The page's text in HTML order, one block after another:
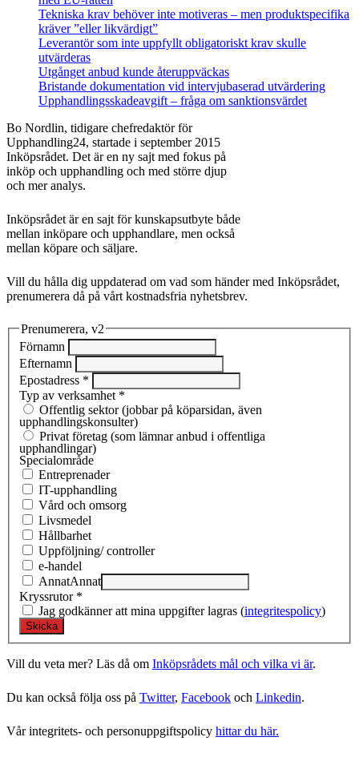
Tekniska krav behöver inte motiveras – men produktspecifika
kräver ”eller likvärdigt”
Leverantör som inte uppfyllt obligatoriskt krav skulle
utvärderas
Utgånget anbud kunde återuppväckas
Bristande dokumentation vid intervjubaserad utvärdering
Upphandlingsskadeavgift – fråga om sanktionsvärdet
Bo Nordlin, tidigare chefredaktör för
Upphandling24, startade i september 2015
Inköpsrådet. Det är en ny sajt med fokus på
inköp och upphandling och med större djup
och mer analys.
Inköpsrådet är en sajt för kunskapsutbyte både
mellan inköpare och upphandlare, men också
mellan köpare och säljare.
Vill du hålla dig uppdaterad om vad som händer med Inköpsrådet,
prenumerera då på vårt kostnadsfria nyhetsbrev.
Prenumerera, v2
Förnamn
Efternamn
Epostadress *
Typ av verksamhet *
Offentlig sektor (jobbar på köparsidan, även
upphandlingskonsulter)
Privat företag (som lämnar anbud i offentliga
upphandlingar)
Specialområde
Entreprenad­er
IT-upphandling
Vård och omsorg
Livsmedel
Hållbarhet
Uppföljning/ controller
e-handel
AnnatAnnat
Kryssrutor *
Jag godkänner att mina uppgifter lagras (integritespolicy)
Vill du veta mer? Läs då om Inköpsrådets mål och vilka vi är.
Du kan också följa oss på Twitter, Facebook och Linkedin.
Vår integritets- och personuppgiftspolicy hittar du här.